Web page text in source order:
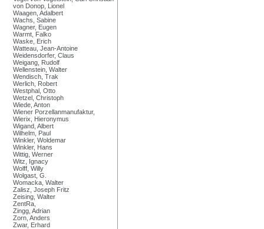
von Donop, Lionel
Waagen, Adalbert
Wachs, Sabine
Wagner, Eugen
Warmt, Falko
Waske, Erich
Watteau, Jean-Antoine
Weidensdorfer, Claus
Weigang, Rudolf
Wellenstein, Walter
Wendisch, Trak
Werlich, Robert
Westphal, Otto
Wetzel, Christoph
Wiede, Anton
Wiener Porzellanmanufaktur,
Wierix, Hieronymus
Wigand, Albert
Wilhelm, Paul
Winkler, Woldemar
Winkler, Hans
Wittig, Werner
Witz, Ignacy
Wolff, Willy
Wolgast, G.
Womacka, Walter
Zalisz, Joseph Fritz
Zeising, Walter
ZentRa,
Zingg, Adrian
Zorn, Anders
Zwar, Erhard